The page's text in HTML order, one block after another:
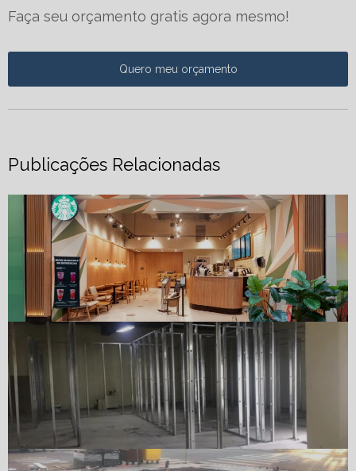
Faça seu orçamento gratis agora mesmo!
Quero meu orçamento
Publicações Relacionadas